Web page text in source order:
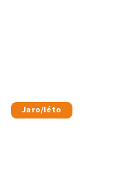
Jaro/léto